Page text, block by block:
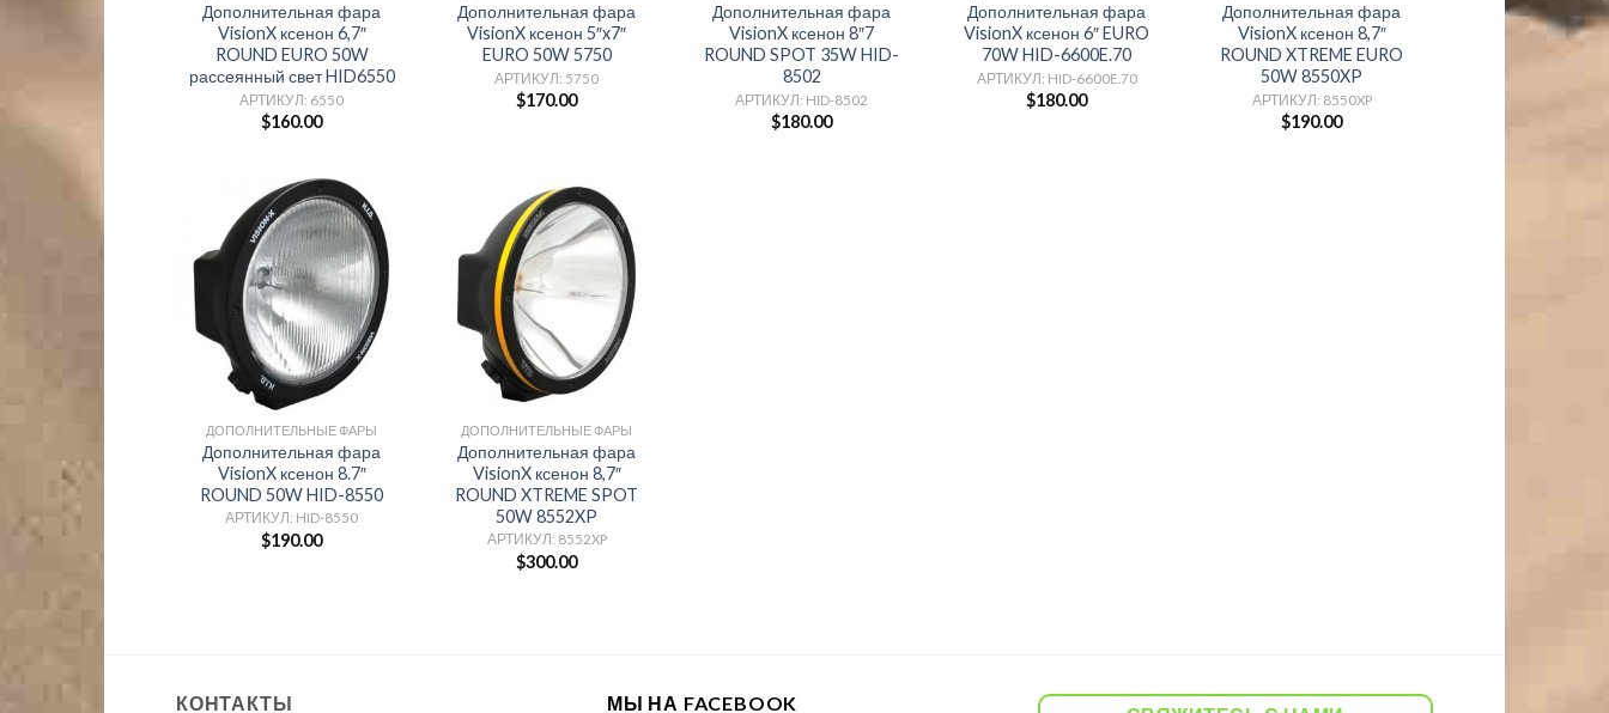
Дополнительная фара
VisionX ксенон 6,7″
ROUND EURO 50W
рассеянный свет HID6550
АРТИКУЛ: 6550
$160.00
Дополнительная фара
VisionX ксенон 5″x7″
EURO 50W 5750
АРТИКУЛ: 5750
$170.00
Дополнительная фара
VisionX ксенон 8″7
ROUND SPOT 35W HID-
8502
АРТИКУЛ: HID-8502
$180.00
Дополнительная фара
VisionX ксенон 6″ EURO
70W HID-6600E.70
АРТИКУЛ: HID-6600E.70
$180.00
Дополнительная фара
VisionX ксенон 8,7″
ROUND XTREME EURO
50W 8550XP
АРТИКУЛ: 8550XP
$190.00
ДОПОЛНИТЕЛЬНЫЕ ФАРЫ
Дополнительная фара
VisionX ксенон 8.7″
ROUND 50W HID-8550
АРТИКУЛ: HID-8550
$190.00
ДОПОЛНИТЕЛЬНЫЕ ФАРЫ
Дополнительная фара
VisionX ксенон 8,7″
ROUND XTREME SPOT
50W 8552XP
АРТИКУЛ: 8552XP
$300.00
КОНТАКТЫ МЫ НА FACEBOOK